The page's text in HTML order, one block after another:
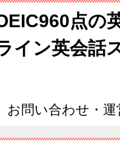
点の
イン英会話
お問い合わせ・運